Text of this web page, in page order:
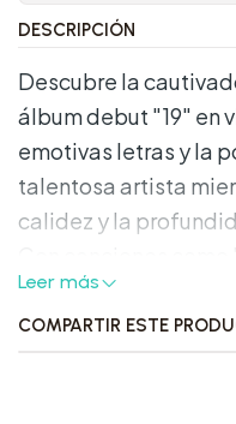
DESCRIPCIÓN
Descubre la
álbum debut "19" en
emotivas letras y la
talentosa artista
calidez y la
"Hometown Glory",
través de una
la melancolía hasta
Leer más
COMPARTIR ESTE